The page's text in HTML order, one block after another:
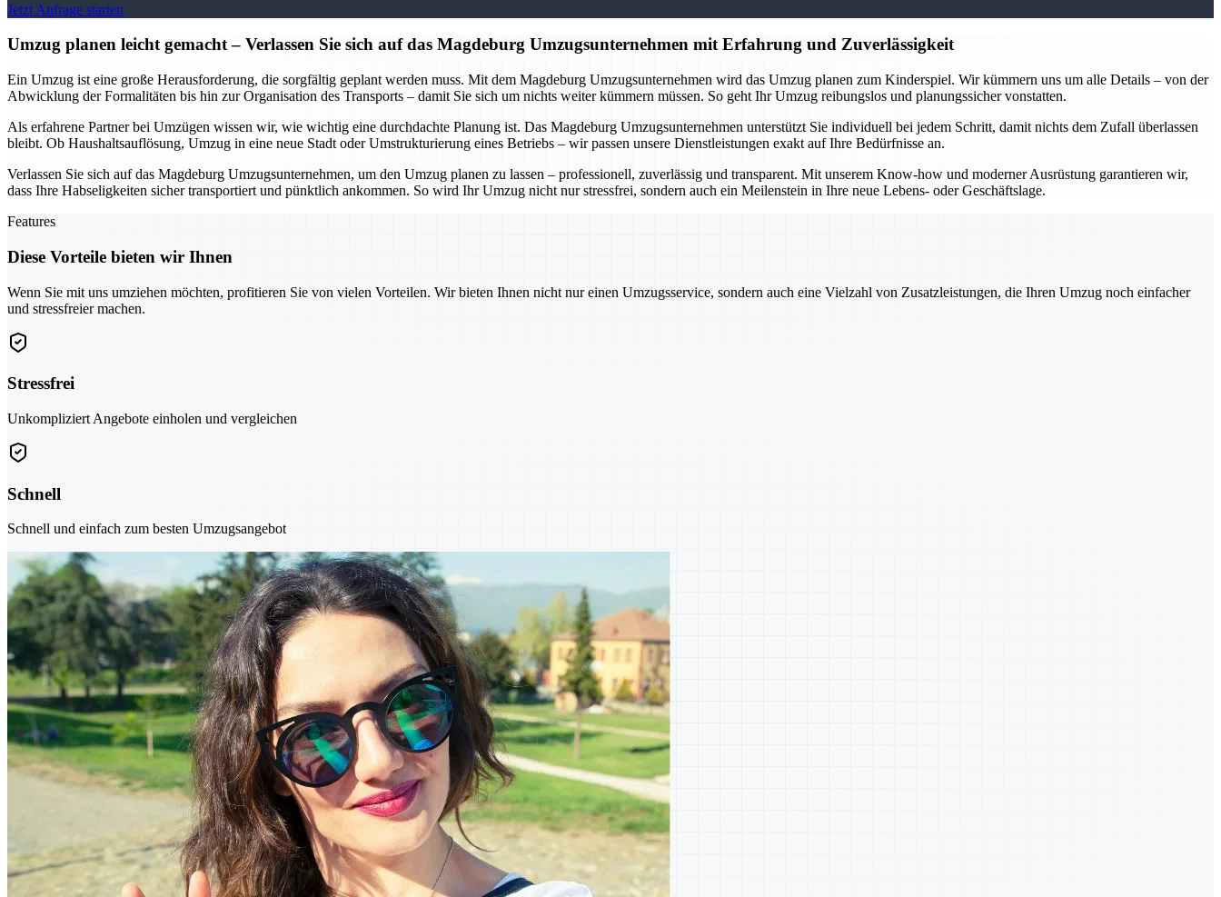
Jetzt Anfrage starten
Umzug planen leicht gemacht – Verlassen Sie sich auf das Magdeburg Umzugsunternehmen mit Erfahrung und Zuverlässigkeit
Ein Umzug ist eine große Herausforderung, die sorgfältig geplant werden muss. Mit dem Magdeburg Umzugsunternehmen wird das Umzug planen zum Kinderspiel. Wir kümmern uns um alle Details – von der
Abwicklung der Formalitäten bis hin zur Organisation des Transports – damit Sie sich um nichts weiter kümmern müssen. So geht Ihr Umzug reibungslos und planungssicher vonstatten.
Als erfahrene Partner bei Umzügen wissen wir, wie wichtig eine durchdachte Planung ist. Das Magdeburg Umzugsunternehmen unterstützt Sie individuell bei jedem Schritt, damit nichts dem Zufall überlassen
bleibt. Ob Haushaltsauflösung, Umzug in eine neue Stadt oder Umstrukturierung eines Betriebs – wir passen unsere Dienstleistungen exakt auf Ihre Bedürfnisse an.
Verlassen Sie sich auf das Magdeburg Umzugsunternehmen, um den Umzug planen zu lassen – professionell, zuverlässig und transparent. Mit unserem Know-how und moderner Ausrüstung garantieren wir,
dass Ihre Habseligkeiten sicher transportiert und pünktlich ankommen. So wird Ihr Umzug nicht nur stressfrei, sondern auch ein Meilenstein in Ihre neue Lebens- oder Geschäftslage.
Features
Diese Vorteile bieten wir Ihnen
Wenn Sie mit uns umziehen möchten, profitieren Sie von vielen Vorteilen. Wir bieten Ihnen nicht nur einen Umzugsservice, sondern auch eine Vielzahl von Zusatzleistungen, die Ihren Umzug noch einfacher
und stressfreier machen.
Stressfrei
Unkompliziert Angebote einholen und vergleichen
Schnell
Schnell und einfach zum besten Umzugsangebot